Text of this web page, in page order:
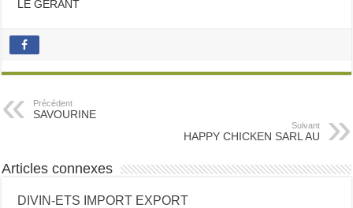
LE GÉRANT
Précédent
SAVOURINE
Suivant
HAPPY CHICKEN SARL AU
Articles connexes
DIVIN-ETS IMPORT EXPORT